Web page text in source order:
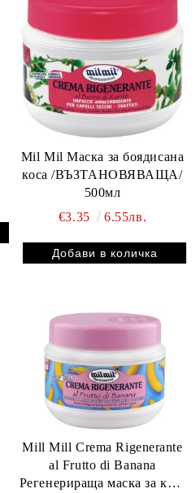
Mil Mil Маска за боядисана
коса /ВЪЗТАНОВЯВАЩА/
500мл
€3.35
6.55лв.
Mill Mill Crema Rigenerante
al Frutto di Banana
Регенерираща маска за коса